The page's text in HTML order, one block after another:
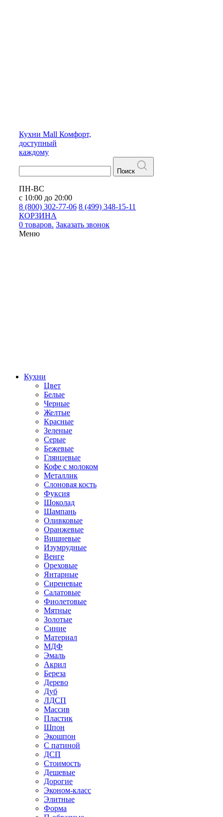
Кухни Mall Комфорт,
доступный
каждому
Поиск
ПН-ВС
с 10:00 до 20:00
8 (800) 302-77-06 8 (499) 348-15-11
КОРЗИНА
0 товаров. Заказать звонок
Меню
Кухни
Цвет
Белые
Черные
Желтые
Красные
Зеленые
Серые
Бежевые
Глянцевые
Кофе с молоком
Металлик
Слоновая кость
Фуксия
Шоколад
Шампань
Оливковые
Оранжевые
Вишневые
Изумрудные
Венге
Ореховые
Янтарные
Сиреневые
Салатовые
Фиолетовые
Мятные
Золотые
Синие
Материал
МДФ
Эмаль
Акрил
Береза
Дерево
Дуб
ЛДСП
Массив
Пластик
Шпон
Экошпон
С патиной
ДСП
Стоимость
Дешевые
Дорогие
Эконом-класс
Элитные
Форма